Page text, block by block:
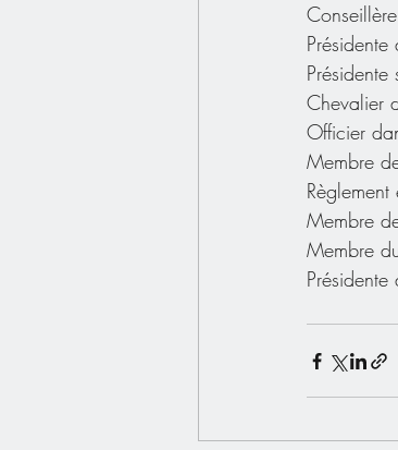
Chevalier
Officier
Membre
Membre
Membre